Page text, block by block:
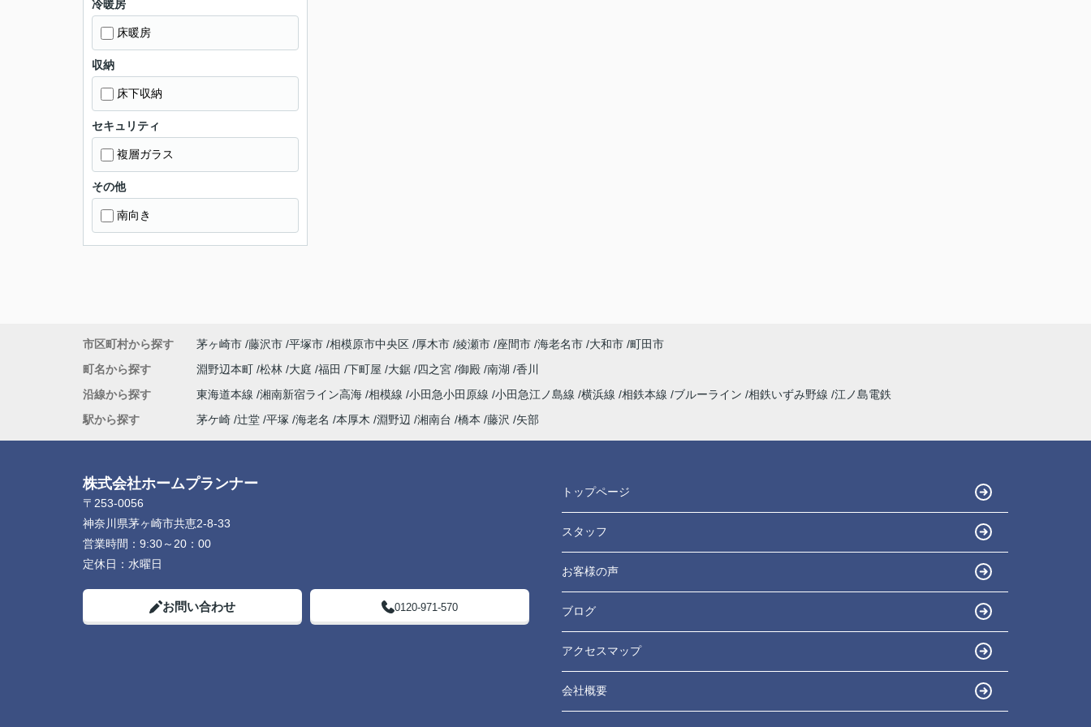
冷暖房
床暖房
収納
床下収納
セキュリティ
複層ガラス
その他
南向き
市区町村から探す 茅ヶ崎市 藤沢市 平塚市 相模原市中央区 厚木市 綾瀬市 座間市 海老名市 大和市 町田市
町名から探す
淵野辺本町 松林 大庭 福田 下町屋 大鋸 四之宮 御殿 南湖 香川
沿線から探す
東海道本線 湘南新宿ライン高海 相模線 小田急小田原線 小田急江ノ島線 横浜線 相鉄本線 ブルーライン 相鉄いずみ野線 江ノ島電鉄
駅から探す
茅ケ崎 辻堂 平塚 海老名 本厚木 淵野辺 湘南台 橋本 藤沢 矢部
株式会社ホームプランナー
〒253-0056
神奈川県茅ヶ崎市共恵2-8-33
営業時間： 9:30～20：00
定休日： 水曜日
お問い合わせ 0120-971-570
トップページ
スタッフ
お客様の声
ブログ
アクセスマップ
会社概要